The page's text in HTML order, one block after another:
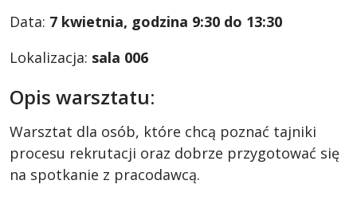
Data: 7 kwietnia, godzina 9:30 do 13:30
Lokalizacja: sala 006
Opis warsztatu:
Warsztat dla osób, które chcą poznać tajniki
procesu rekrutacji oraz dobrze przygotować się
na spotkanie z pracodawcą.